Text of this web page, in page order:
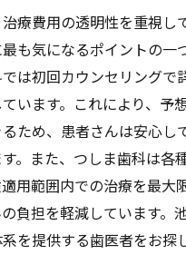
療費用の透明性を重視し
も気になるポイントの一
は初回カウンセリングで
います。これにより、予
ため、患者さんは安心し
。また、つしま歯科は各
用範囲内での治療を最大
負担を軽減しています。
を提供する歯医者をお探